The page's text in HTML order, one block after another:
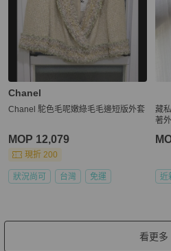
Chanel
Chanel 駝色毛呢嫩綠毛毛邊短版外套
MOP 12,079
現折 200
狀況尚可 台灣 免運
藏
著
近
看更多